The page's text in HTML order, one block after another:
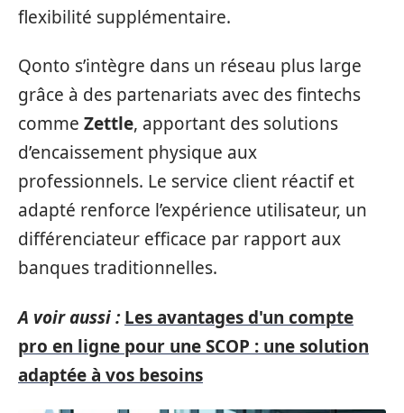
flexibilité supplémentaire.
Qonto s’intègre dans un réseau plus large
grâce à des partenariats avec des fintechs
comme Zettle, apportant des solutions
d’encaissement physique aux
professionnels. Le service client réactif et
adapté renforce l’expérience utilisateur, un
différenciateur efficace par rapport aux
banques traditionnelles.
A voir aussi : Les avantages d'un compte
pro en ligne pour une SCOP : une solution
adaptée à vos besoins